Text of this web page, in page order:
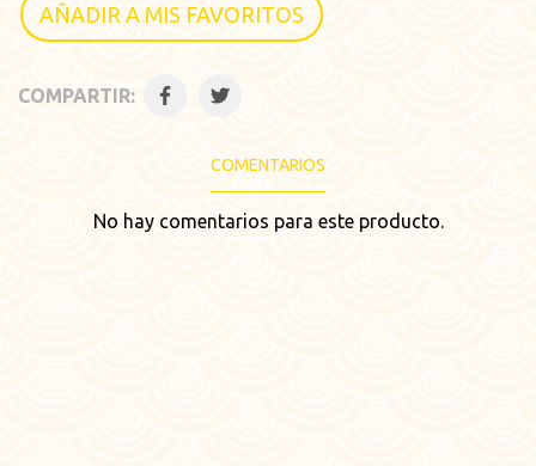
AÑADIR A MIS FAVORITOS
COMPARTIR:
COMENTARIOS
No hay comentarios para este producto.